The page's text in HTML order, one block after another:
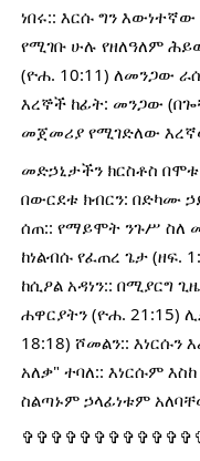
ነበሩ:: እርሱ ግን እውነተኛው
የሚገቡ ሁሉ የዘለዓለም
(ዮሐ. 10:11) ለመንጋው
እረኞች ከፊት: መንጋው
መጀመሪያ የሚገድለው
መድኃኒታችን ክርስቶስ
በውርደቱ ክብርን: በድካሙ
ሰጠ:: የማይሞት ንጉሥ ስለ
ከነልብሱ የፈጠረ ጌታ (ዘፍ.
ከሲዖል አዳነን:: በሚያርግ
ሐዋርያትን (ዮሐ. 21:15)
18:18) ሾመልን::
አለቃ" ተባለ:: እነርሱም
ስልጣኑም ኃላፊነቱም